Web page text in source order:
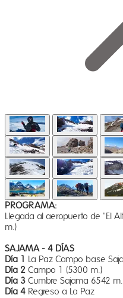
PROGRAMA:
Llegada al aeropuerto de "El
m.)
SAJAMA - 4 DÍAS
Día 1 La Paz Campo base
Día 2 Campo 1 (5300 m.)
Día 3 Cumbre Sajama 6542
Día 4 Regreso a La Paz